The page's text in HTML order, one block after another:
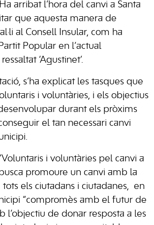
arribat l’hora del canvi a Santa
que aquesta manera de
al Consell Insular, com ha
Popular en l’actual
‘Agustinet’.
s’ha explicat les tasques que
i voluntàries, i els objectius
durant els pròxims
el tan necessari canvi
i voluntàries pel canvi a
promoure un canvi amb la
els ciutadans i ciutadanes, en
“compromès amb el futur de
l’objectiu de donar resposta a les